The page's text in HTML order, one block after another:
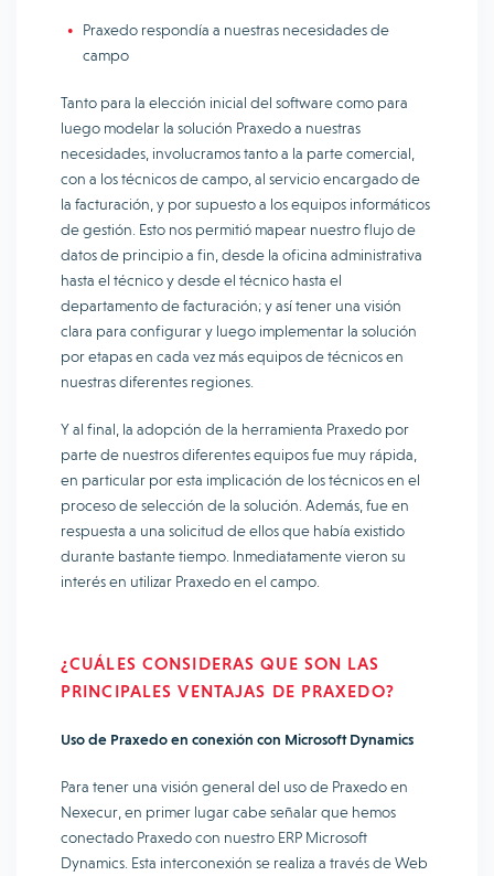
Praxedo respondía a nuestras necesidades de
campo
Tanto para la elección inicial del software como para
luego modelar la solución Praxedo a nuestras
necesidades, involucramos tanto a la parte comercial,
con a los técnicos de campo, al servicio encargado de
la facturación, y por supuesto a los equipos informáticos
de gestión. Esto nos permitió mapear nuestro flujo de
datos de principio a fin, desde la oficina administrativa
hasta el técnico y desde el técnico hasta el
departamento de facturación; y así tener una visión
clara para configurar y luego implementar la solución
por etapas en cada vez más equipos de técnicos en
nuestras diferentes regiones.
Y al final, la adopción de la herramienta Praxedo por
parte de nuestros diferentes equipos fue muy rápida,
en particular por esta implicación de los técnicos en el
proceso de selección de la solución. Además, fue en
respuesta a una solicitud de ellos que había existido
durante bastante tiempo. Inmediatamente vieron su
interés en utilizar Praxedo en el campo.
¿CUÁLES CONSIDERAS QUE SON LAS
PRINCIPALES VENTAJAS DE PRAXEDO?
Uso de Praxedo en conexión con Microsoft Dynamics
Para tener una visión general del uso de Praxedo en
Nexecur, en primer lugar cabe señalar que hemos
conectado Praxedo con nuestro ERP Microsoft
Dynamics. Esta interconexión se realiza a través de Web